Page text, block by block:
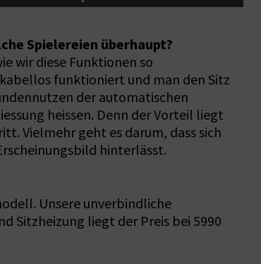
Spielereien überhaupt?
wir diese Funktionen so
funktioniert und man den Sitz
der automatischen
heissen. Denn der Vorteil liegt
Vielmehr geht es darum, dass sich
hinterlässt.
Unsere unverbindliche
Sitzheizung liegt der Preis bei 5990